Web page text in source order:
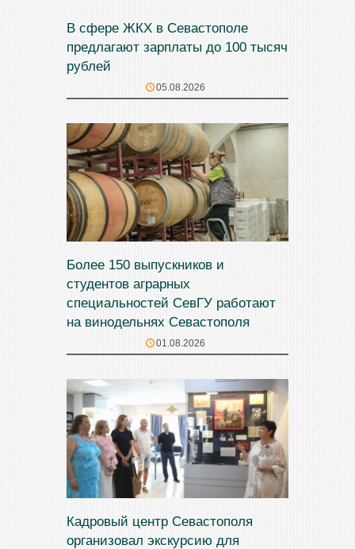
В сфере ЖКХ в Севастополе
предлагают зарплаты до 100 тысяч
рублей
05.08.2026
Более 150 выпускников и
студентов аграрных
специальностей СевГУ работают
на винодельнях Севастополя
01.08.2026
Кадровый центр Севастополя
организовал экскурсию для